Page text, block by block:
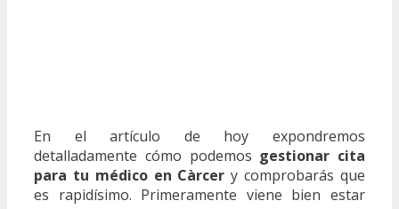
En el artículo de hoy expondremos
detalladamente cómo podemos gestionar cita
para tu médico en Càrcer y comprobarás que
es rapidísimo. Primeramente viene bien estar